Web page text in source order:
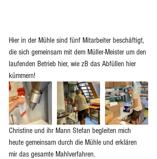
Hier in der Mühle sind fünf Mitarbeiter beschäftigt,
die sich gemeinsam mit dem Müller-Meister um den
laufenden Betrieb hier, wie zB das Abfüllen hier
kümmern!
Christine und ihr Mann Stefan begleiten mich
heute gemeinsam durch die Mühle und erklären
mir das gesamte Mahlverfahren.